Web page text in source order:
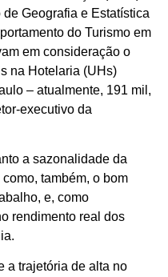
Geografia e Estatística
do Turismo em
em consideração o
na Hotelaria (UHs)
– atualmente, 191 mil,
executivo da
a sazonalidade da
também, o bom
e, como
rendimento real dos
a trajetória de alta no